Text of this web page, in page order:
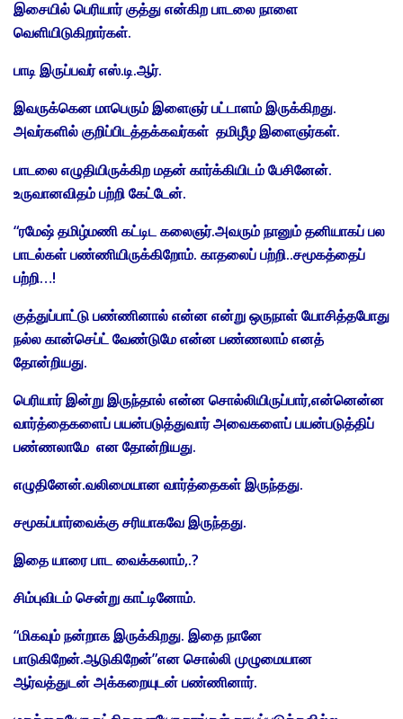
இசையில் பெரியார் குத்து என்கிற பாடலை நாளை
வெளியிடுகிறார்கள்.
பாடி இருப்பவர் எஸ்.டி.ஆர்.
இவருக்கென மாபெரும் இளைஞர் பட்டாளம் இருக்கிறது.
அவர்களில் குறிப்பிடத்தக்கவர்கள் தமிழீழ இளைஞர்கள்.
பாடலை எழுதியிருக்கிற மதன் கார்க்கியிடம் பேசினேன்.
உருவானவிதம் பற்றி கேட்டேன்.
“ரமேஷ் தமிழ்மணி கட்டிட கலைஞர்.அவரும் நானும் தனியாகப் பல
பாடல்கள் பண்ணியிருக்கிறோம். காதலைப் பற்றி..சமூகத்தைப்
பற்றி…!
குத்துப்பாட்டு பண்ணினால் என்ன என்று ஒருநாள் யோசித்தபோது
நல்ல கான்செப்ட் வேண்டுமே என்ன பண்ணலாம் எனத்
தோன்றியது.
பெரியார் இன்று இருந்தால் என்ன சொல்லியிருப்பார்,என்னென்ன
வார்த்தைகளைப் பயன்படுத்துவார் அவைகளைப் பயன்படுத்திப்
பண்ணலாமே என தோன்றியது.
எழுதினேன்.வலிமையான வார்த்தைகள் இருந்தது.
சமூகப்பார்வைக்கு சரியாகவே இருந்தது.
இதை யாரை பாட வைக்கலாம்,.?
சிம்புவிடம் சென்று காட்டினோம்.
“மிகவும் நன்றாக இருக்கிறது. இதை நானே
பாடுகிறேன்.ஆடுகிறேன்”என சொல்லி முழுமையான
ஆர்வத்துடன் அக்கறையுடன் பண்ணினார்.